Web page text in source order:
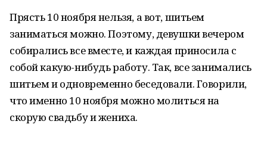
Прясть 10 ноября нельзя, а вот, шитьем
заниматься можно. Поэтому, девушки вечером
собирались все вместе, и каждая приносила с
собой какую-нибудь работу. Так, все занимались
шитьем и одновременно беседовали. Говорили,
что именно 10 ноября можно молиться на
скорую свадьбу и жениха.